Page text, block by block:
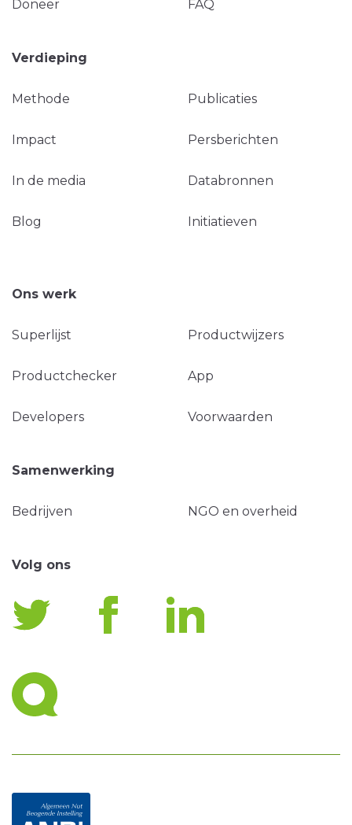
Doneer FAQ
Verdieping
Methode Publicaties
Impact Persberichten
In de media Databronnen
Blog Initiatieven
Ons werk
Superlijst Productwijzers
Productchecker App
Developers Voorwaarden
Samenwerking
Bedrijven NGO en overheid
Volg ons